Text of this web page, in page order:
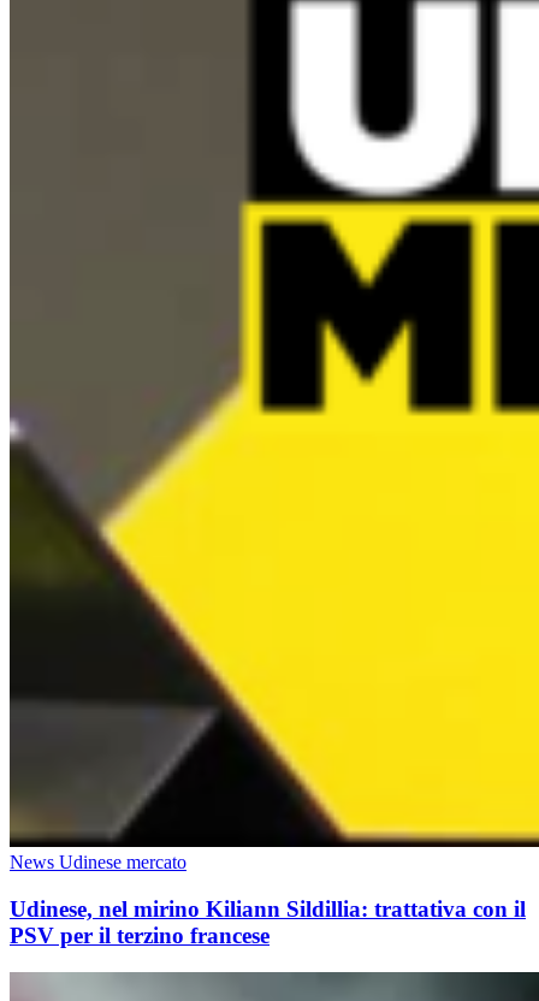
News Udinese mercato
Udinese, nel mirino Kiliann Sildillia: trattativa con il
PSV per il terzino francese